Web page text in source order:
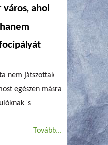
város, ahol
nem játszottak
egészen másra
is
Tovább...